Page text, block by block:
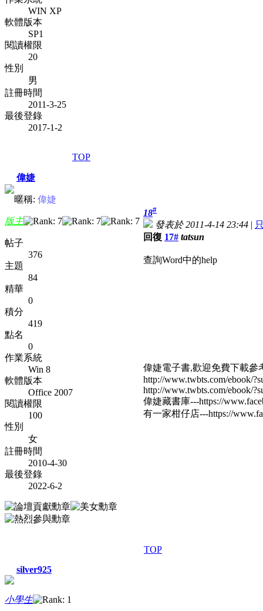
WIN XP
軟體版本
SP1
閱讀權限
20
性別
男
註冊時間
2011-3-25
最後登錄
2017-1-2
TOP
偉婕
暱稱: 偉婕
版主
帖子
376
主題
84
精華
0
積分
419
點名
0
作業系統
Win 8
軟體版本
Office 2007
閱讀權限
100
性別
女
註冊時間
2010-4-30
最後登錄
2022-6-2
18#
發表於 2011-4-14 23:44 |
回復 17# tatsun
查詢Word中的help
偉婕電子書,歡迎免費下載參
http://www.twbts.com/ebook/
http://www.twbts.com/ebook/
偉婕藏書庫---https://
有一家柑仔店---https://
TOP
silver925
小學生